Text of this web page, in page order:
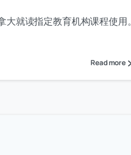
就读指定教育机构课程使用。
Read more